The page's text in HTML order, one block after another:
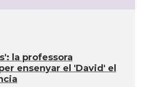
la professora
ensenyar el 'David' el